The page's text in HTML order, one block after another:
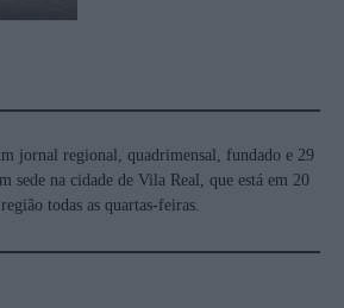
jornal regional, quadrimensal, fundado e 29
sede na cidade de Vila Real, que está em 20
todas as quartas-feiras.